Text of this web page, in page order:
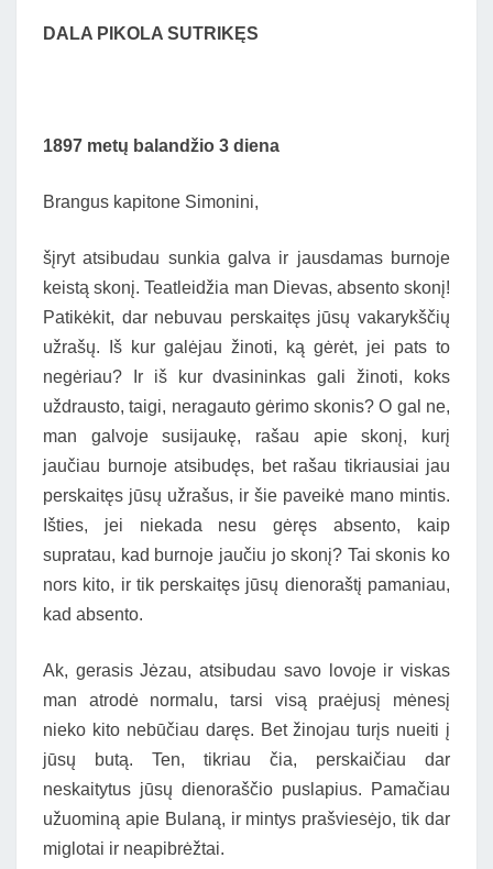
DALA PIKOLA SUTRIKĘS
1897 metų balandžio 3 diena
Brangus kapitone Simonini,
šįryt atsibudau sunkia galva ir jausdamas burnoje
keistą skonį. Teatleidžia man Dievas, absento skonį!
Patikėkit, dar nebuvau perskaitęs jūsų vakarykščių
užrašų. Iš kur galėjau žinoti, ką gėrėt, jei pats to
negėriau? Ir iš kur dvasininkas gali žinoti, koks
uždrausto, taigi, neragauto gėrimo skonis? O gal ne,
man galvoje susijaukę, rašau apie skonį, kurį
jaučiau burnoje atsibudęs, bet rašau tikriausiai jau
perskaitęs jūsų užrašus, ir šie paveikė mano mintis.
Išties, jei niekada nesu gėręs absento, kaip
supratau, kad burnoje jaučiu jo skonį? Tai skonis ko
nors kito, ir tik perskaitęs jūsų dienoraštį pamaniau,
kad absento.
Ak, gerasis Jėzau, atsibudau savo lovoje ir viskas
man atrodė normalu, tarsi visą praėjusį mėnesį
nieko kito nebūčiau daręs. Bet žinojau turįs nueiti į
jūsų butą. Ten, tikriau čia, perskaičiau dar
neskaitytus jūsų dienoraščio puslapius. Pamačiau
užuominą apie Bulaną, ir mintys prašviesėjo, tik dar
miglotai ir neapibrėžtai.